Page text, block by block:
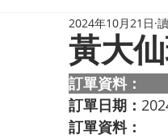
黃大
2024年10月21日
訂單資料：
訂單日期：
訂單資料：